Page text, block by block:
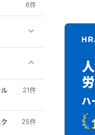
6件
21件
25件